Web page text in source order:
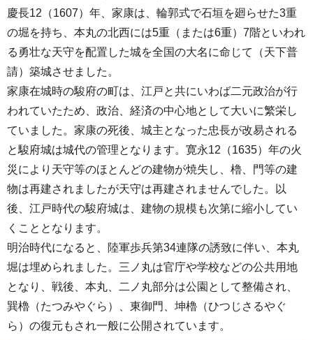
慶長12（1607）年、家康は、輪郭式で石垣を廻らせた3重
の堀を持ち、本丸の北西には5重（または6重）7階といわれ
る勇壮な天守を配置した城を全国の大名に命じて（天下普
請）築城させました。
家康在城時の駿府の町は、江戸と共にいわば二元政治が行
われていたため、政治、経済の中心地として大いに繁栄し
ていました。家康の死後、城主となった忠長が改易される
と駿府城は城代の管理となります。寛永12（1635）年の火
災により天守等のほとんどの建物が焼失し、櫓、門等の建
物は再建されましたが天守は再建されませんでした。以
後、江戸時代の駿府城は、建物の規模も次第に縮小してい
くこととなります。
明治時代になると、陸軍歩兵第34連隊の誘致に伴い、本丸
堀は埋められました。三ノ丸は官庁や学校などの公共用地
となり、戦後、本丸、二ノ丸部分は公園として整備され、
巽櫓（たつみやぐら）、東御門、坤櫓（ひつじさるやぐ
ら）の復元もされ一般に公開されています。